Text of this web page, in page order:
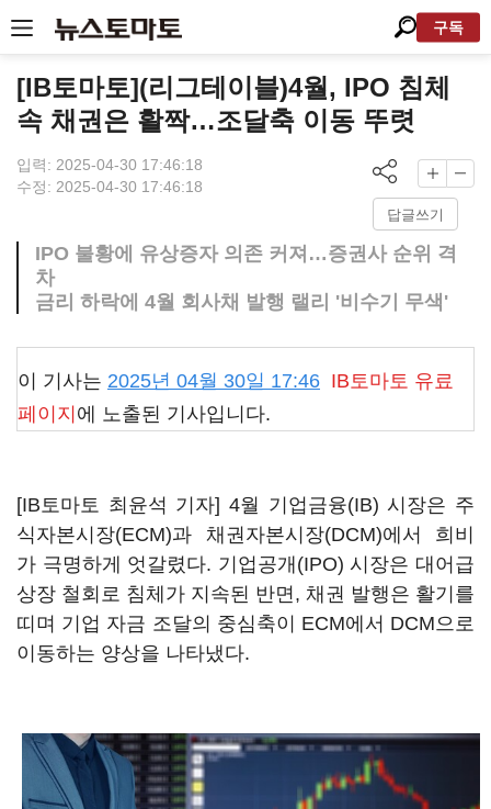
구독
[IB토마토](리그테이블)4월, IPO 침체
속 채권은 활짝…조달축 이동 뚜렷
입력: 2025-04-30 17:46:18
수정: 2025-04-30 17:46:18
답글쓰기
IPO 불황에 유상증자 의존 커져…증권사 순위 격
차
금리 하락에 4월 회사채 발행 랠리 '비수기 무색'
이 기사는 2025년 04월 30일 17:46 IB토마토 유료
페이지 에 노출된 기사입니다.
[IB토마토 최윤석 기자] 4월 기업금융(IB) 시장은 주
식자본시장(ECM)과 채권자본시장(DCM)에서 희비
가 극명하게 엇갈렸다. 기업공개(IPO) 시장은 대어급
상장 철회로 침체가 지속된 반면, 채권 발행은 활기를
띠며 기업 자금 조달의 중심축이 ECM에서 DCM으로
이동하는 양상을 나타냈다.